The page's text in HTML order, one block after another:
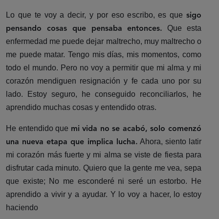
Lo que te voy a decir, y por eso escribo, es que sigo
pensando cosas que pensaba entonces.
Que esta
enfermedad me puede dejar maltrecho, muy maltrecho o
me puede matar. Tengo mis días, mis momentos, como
todo el mundo. Pero no voy a permitir que mi alma y mi
corazón mendiguen resignación y fe cada uno por su
lado. Estoy seguro, he conseguido reconciliarlos, he
aprendido muchas cosas y entendido otras.
He entendido que mi vida no se acabó, solo comenzó
una nueva etapa que implica lucha. Ahora, siento latir
mi corazón más fuerte y mi alma se viste de fiesta para
disfrutar cada minuto. Quiero que la gente me vea, sepa
que existe; No me esconderé ni seré un estorbo. He
aprendido a vivir y a ayudar. Y lo voy a hacer, lo estoy
haciendo